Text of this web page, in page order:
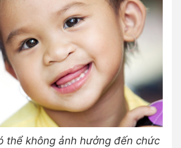
thể không ảnh hưởng đến chức